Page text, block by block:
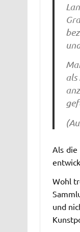
als
Als die
Wohl
und